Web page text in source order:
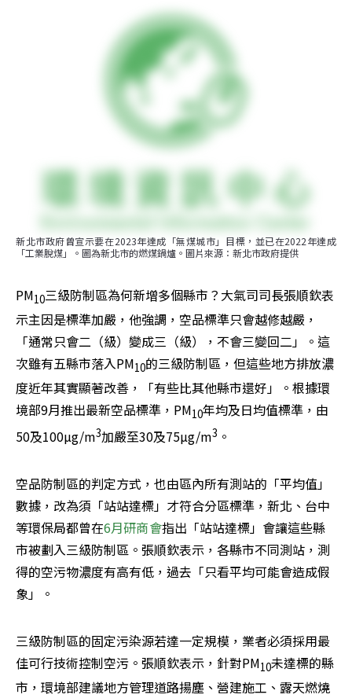
新北市政府曾宣示要在2023年達成「無煤城市」目標，並已在2022年達成
「工業脫煤」。圖為新北市的燃煤鍋爐。圖片來源：新北市政府提供
PM10三級防制區為何新增多個縣市？大氣司司長張順欽表
示主因是標準加嚴，他強調，空品標準只會越修越嚴，
「通常只會二（級）變成三（級），不會三變回二」。這
次雖有五縣市落入PM10的三級防制區，但這些地方排放濃
度近年其實顯著改善，「有些比其他縣市還好」。根據環
境部9月推出最新空品標準，PM10年均及日均值標準，由
50及100µg/m3加嚴至30及75µg/m3 。
空品防制區的判定方式，也由區內所有測站的「平均值」
數據，改為須「站站達標」才符合分區標準，新北、台中
等環保局都曾在6月研商會指出「站站達標」會讓這些縣
市被劃入三級防制區。張順欽表示，各縣市不同測站，測
得的空污物濃度有高有低，過去「只看平均可能會造成假
象」。
三級防制區的固定污染源若達一定規模，業者必須採用最
佳可行技術控制空污。張順欽表示，針對PM10未達標的縣
市，環境部建議地方管理道路揚塵、營建施工、露天燃燒